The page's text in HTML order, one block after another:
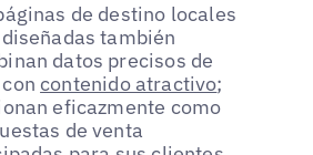
de destino locales
también
datos precisos de
concontenido atractivo;
eficazmente como
de venta